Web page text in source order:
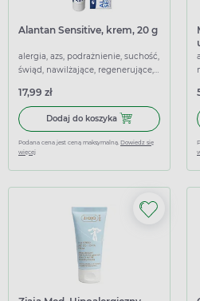
Alantan Sensitive, krem, 20 g
alergia, azs, podrażnienie, suchość,
świąd, nawilżające, regenerujące,
17,99 zł
Dodaj do koszyka Dodaj do koszyka
Podana cena jest ceną maksymalną. Dowiedz się
więcej